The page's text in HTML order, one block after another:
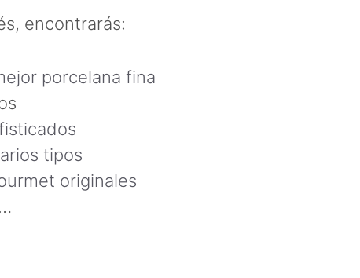
encontrarás:
porcelana fina
tipos
originales